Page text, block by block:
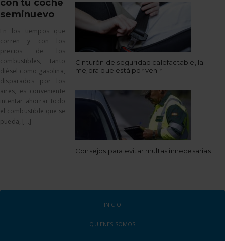
con tu coche
seminuevo
En los tiempos que
corren y con los
precios de los
combustibles, tanto
diésel como gasolina,
disparados por los
aires, es conveniente
intentar ahorrar todo
el combustible que se
pueda, [...]
Cinturón de seguridad calefactable, la
mejora que está por venir
Consejos para evitar multas innecesarias
INICIO
QUIENES SOMOS